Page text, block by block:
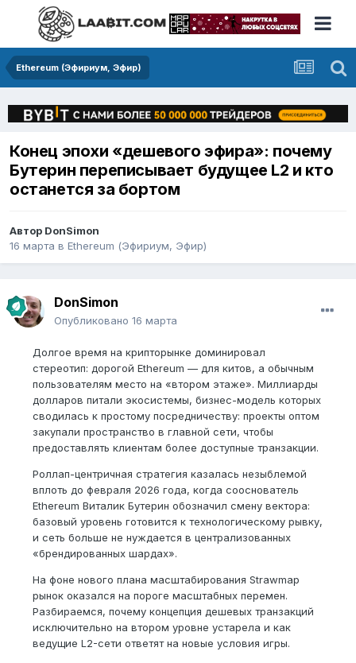
Ethereum (Эфириум, Эфир)
Конец эпохи «дешевого эфира»: почему
Бутерин переписывает будущее L2 и кто
останется за бортом
Автор DonSimon
16 марта в Ethereum (Эфириум, Эфир)
DonSimon
Опубликовано 16 марта
Долгое время на крипторынке доминировал
стереотип: дорогой Ethereum — для китов, а обычным
пользователям место на «втором этаже». Миллиарды
долларов питали экосистемы, бизнес-модель которых
сводилась к простому посредничеству: проекты оптом
закупали пространство в главной сети, чтобы
предоставлять клиентам более доступные транзакции.
Роллап-центричная стратегия казалась незыблемой
вплоть до февраля 2026 года, когда сооснователь
Ethereum Виталик Бутерин обозначил смену вектора:
базовый уровень готовится к технологическому рывку,
и сеть больше не нуждается в централизованных
«брендированных шардах».
На фоне нового плана масштабирования Strawmap
рынок оказался на пороге масштабных перемен.
Разбираемся, почему концепция дешевых транзакций
исключительно на втором уровне устарела и как
ведущие L2-сети ответят на новые условия игры.